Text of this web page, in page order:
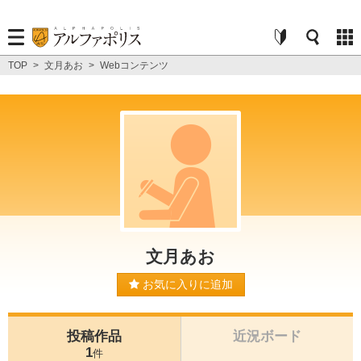
TOP > 文月あお > Webコンテンツ
文月あお
お気に入りに追加
投稿作品
1件
近況ボード